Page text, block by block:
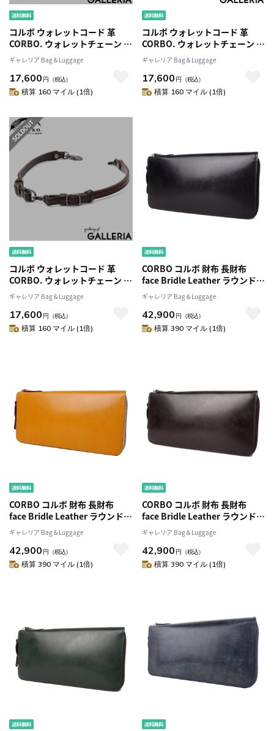
コルボ ウォレットコード 革
CORBO. ウォレットチェーン 本
革 レザー 馬革 財布 ウォレット
コード 紐 チェーン 落下防止 落
下予防 おしゃれ ブランド メン
ズ レディース 日本製 equines
ギャレリア Bag＆Luggage
17,600 円 （税込）
積算 160 マイル (1倍)
コルボ ウォレットコード 革
CORBO. ウォレットチェーン 本
革 レザー 馬革 財布 ウォレット
コード 紐 チェーン 落下防止 落
下予防 おしゃれ ブランド メン
ズ レディース 日本製 equines
ギャレリア Bag＆Luggage
17,600 円 （税込）
積算 160 マイル (1倍)
コルボ ウォレットコード 革
CORBO. ウォレットチェーン 本
革 レザー 馬革 財布 ウォレット
コード 紐 チェーン 落下防止 落
下予防 おしゃれ ブランド メン
ズ レディース 日本製 equines
ギャレリア Bag＆Luggage
17,600 円 （税込）
積算 160 マイル (1倍)
CORBO コルボ 財布 長財布
face Bridle Leather ラウンドフ
ァスナー メンズ レディース 長
サイフ1LD-0223
ギャレリア Bag＆Luggage
42,900 円 （税込）
積算 390 マイル (1倍)
CORBO コルボ 財布 長財布
face Bridle Leather ラウンドフ
ァスナー メンズ レディース 長
サイフ1LD-0223
ギャレリア Bag＆Luggage
42,900 円 （税込）
積算 390 マイル (1倍)
CORBO コルボ 財布 長財布
face Bridle Leather ラウンドフ
ァスナー メンズ レディース 長
サイフ1LD-0223
ギャレリア Bag＆Luggage
42,900 円 （税込）
積算 390 マイル (1倍)